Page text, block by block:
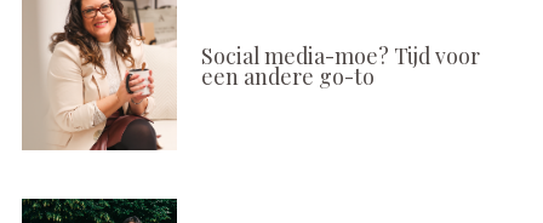
Social media-moe? Tijd voor
een andere go-to